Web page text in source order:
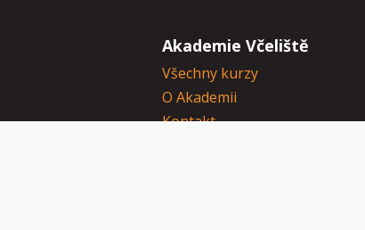
Akademie Včeliště
Všechny kurzy
O Akademii
Kontakt